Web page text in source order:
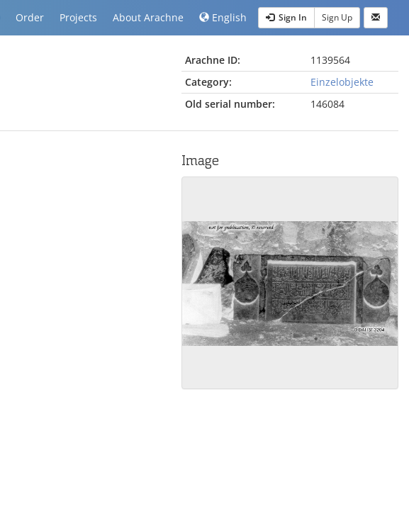
Order Projects About Arachne English Sign In Sign Up
Arachne ID:
1139564
Category:
Einzelobjekte
Old serial number:
146084
Image